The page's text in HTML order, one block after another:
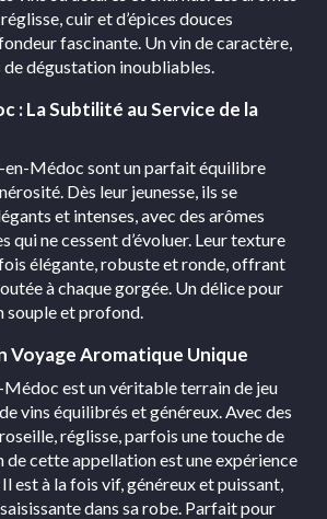
cuir et d’épices douces
fascinante. Un vin de caractère,
de dégustation inoubliables.
: La Subtilité au Service de la
en-Médoc sont un parfait équilibre
Dès leur jeunesse, ils se
et intenses, avec des arômes
qui ne cessent d’évoluer. Leur texture
élégante, robuste et ronde, offrant
à chaque gorgée. Un délice pour
souple et profond.
Voyage Aromatique Unique
Médoc est un véritable terrain de jeu
vins équilibrés et généreux. Avec des
réglisse, parfois une touche de
de cette appellation est une expérience
est à la fois vif, généreux et puissant,
dans sa robe. Parfait pour